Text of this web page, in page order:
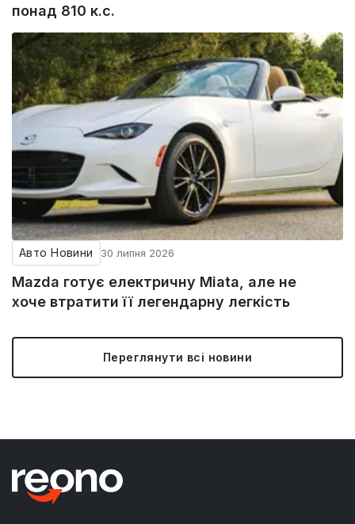
понад 810 к.с.
Авто Новини 30 липня 2026
Mazda готує електричну Miata, але не
хоче втратити її легендарну легкість
Переглянути всі новини